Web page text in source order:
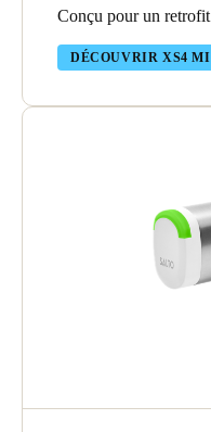
Conçu pour un
DÉCOUVRIR XS4